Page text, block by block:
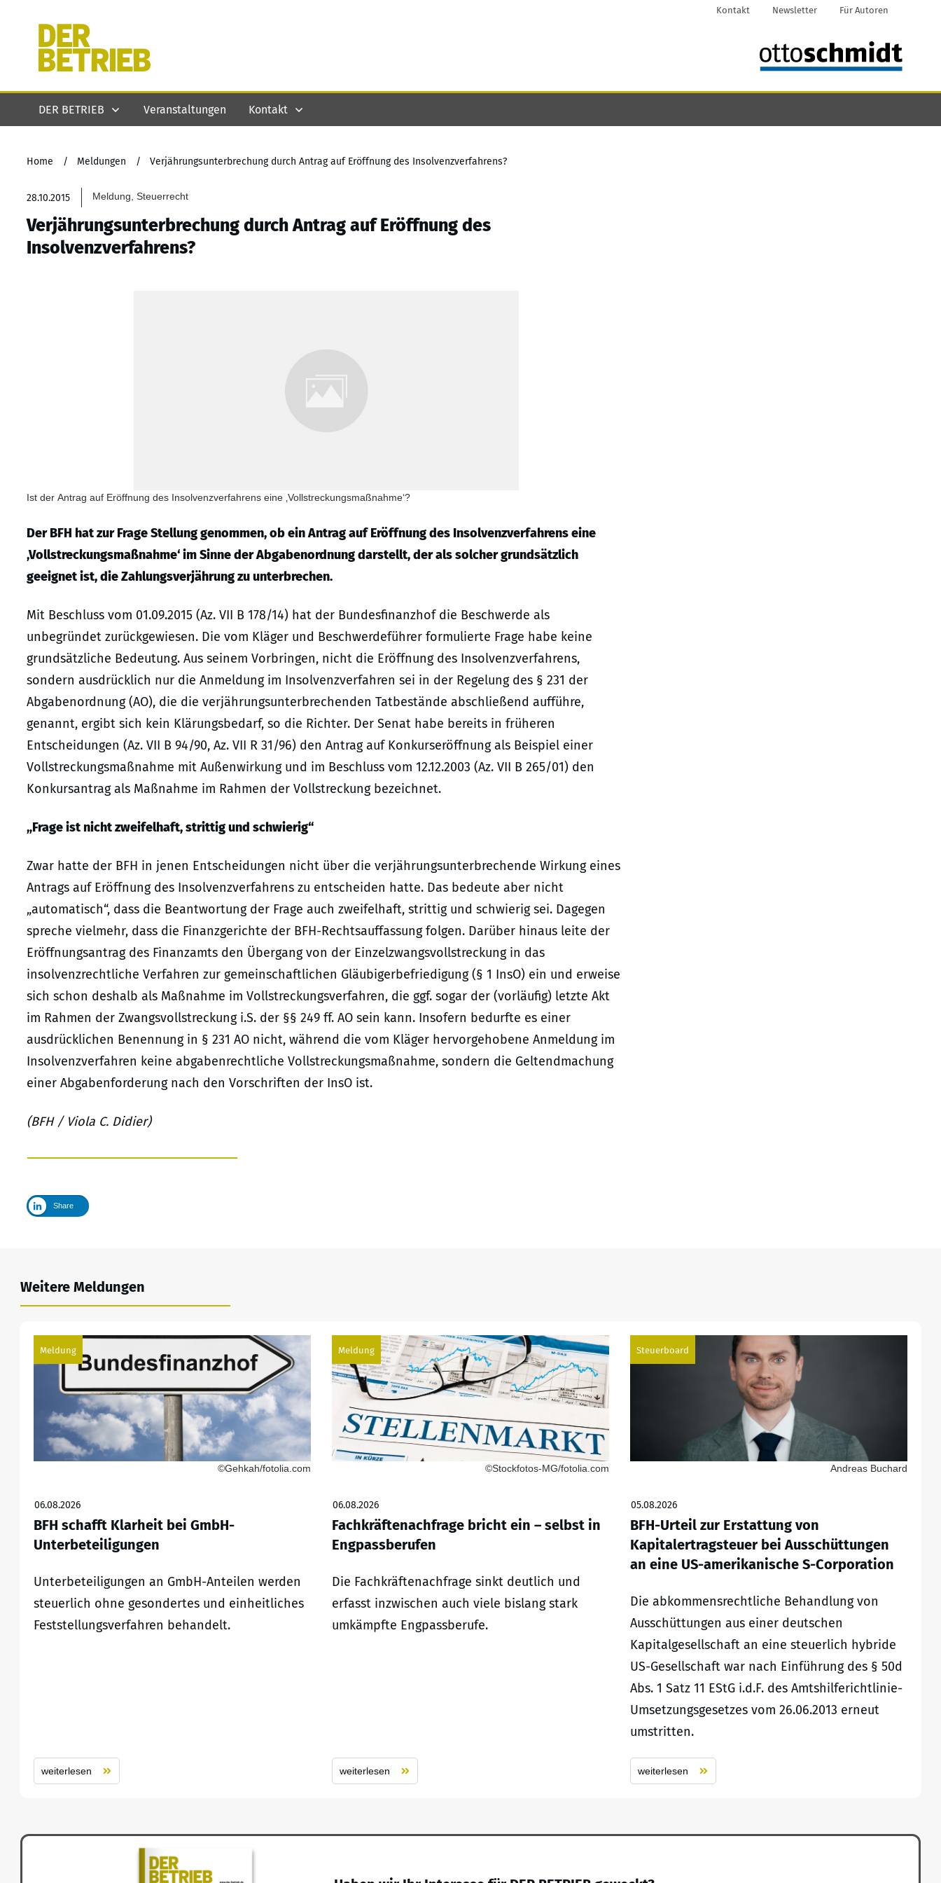
Kontakt Newsletter Für Autoren
DER BETRIEB Veranstaltungen Kontakt
Home / Meldungen / Verjährungsunterbrechung durch Antrag auf Eröffnung des Insolvenzverfahrens?
28.10.2015 Meldung, Steuerrecht
Verjährungsunterbrechung durch Antrag auf Eröffnung des
Insolvenzverfahrens?
Ist der Antrag auf Eröffnung des Insolvenzverfahrens eine ‚Vollstreckungsmaßnahme‘?
Der BFH hat zur Frage Stellung genommen, ob ein Antrag auf Eröffnung des Insolvenzverfahrens eine
‚Vollstreckungsmaßnahme‘ im Sinne der Abgabenordnung darstellt, der als solcher grundsätzlich
geeignet ist, die Zahlungsverjährung zu unterbrechen.
Mit Beschluss vom 01.09.2015 (Az. VII B 178/14) hat der Bundesfinanzhof die Beschwerde als
unbegründet zurückgewiesen. Die vom Kläger und Beschwerdeführer formulierte Frage habe keine
grundsätzliche Bedeutung. Aus seinem Vorbringen, nicht die Eröffnung des Insolvenzverfahrens,
sondern ausdrücklich nur die Anmeldung im Insolvenzverfahren sei in der Regelung des § 231 der
Abgabenordnung (AO), die die verjährungsunterbrechenden Tatbestände abschließend aufführe,
genannt, ergibt sich kein Klärungsbedarf, so die Richter. Der Senat habe bereits in früheren
Entscheidungen (Az. VII B 94/90, Az. VII R 31/96) den Antrag auf Konkurseröffnung als Beispiel einer
Vollstreckungsmaßnahme mit Außenwirkung und im Beschluss vom 12.12.2003 (Az. VII B 265/01) den
Konkursantrag als Maßnahme im Rahmen der Vollstreckung bezeichnet.
„Frage ist nicht zweifelhaft, strittig und schwierig“
Zwar hatte der BFH in jenen Entscheidungen nicht über die verjährungsunterbrechende Wirkung eines
Antrags auf Eröffnung des Insolvenzverfahrens zu entscheiden hatte. Das bedeute aber nicht
„automatisch“, dass die Beantwortung der Frage auch zweifelhaft, strittig und schwierig sei. Dagegen
spreche vielmehr, dass die Finanzgerichte der BFH-Rechtsauffassung folgen. Darüber hinaus leite der
Eröffnungsantrag des Finanzamts den Übergang von der Einzelzwangsvollstreckung in das
insolvenzrechtliche Verfahren zur gemeinschaftlichen Gläubigerbefriedigung (§ 1 InsO) ein und erweise
sich schon deshalb als Maßnahme im Vollstreckungsverfahren, die ggf. sogar der (vorläufig) letzte Akt
im Rahmen der Zwangsvollstreckung i.S. der §§ 249 ff. AO sein kann. Insofern bedurfte es einer
ausdrücklichen Benennung in § 231 AO nicht, während die vom Kläger hervorgehobene Anmeldung im
Insolvenzverfahren keine abgabenrechtliche Vollstreckungsmaßnahme, sondern die Geltendmachung
einer Abgabenforderung nach den Vorschriften der InsO ist.
(BFH / Viola C. Didier)
Share
Weitere Meldungen
Meldung
©Gehkah/fotolia.com
06.08.2026
BFH schafft Klarheit bei GmbH-
Unterbeteiligungen
Unterbeteiligungen an GmbH-Anteilen werden
steuerlich ohne gesondertes und einheitliches
Feststellungsverfahren behandelt.
weiterlesen
Meldung
©Stockfotos-MG/fotolia.com
06.08.2026
Fachkräftenachfrage bricht ein – selbst in
Engpassberufen
Die Fachkräftenachfrage sinkt deutlich und
erfasst inzwischen auch viele bislang stark
umkämpfte Engpassberufe.
weiterlesen
Steuerboard
Andreas Buchard
05.08.2026
BFH-Urteil zur Erstattung von
Kapitalertragsteuer bei Ausschüttungen
an eine US-amerikanische S-Corporation
Die abkommensrechtliche Behandlung von
Ausschüttungen aus einer deutschen
Kapitalgesellschaft an eine steuerlich hybride
US-Gesellschaft war nach Einführung des § 50d
Abs. 1 Satz 11 EStG i.d.F. des Amtshilferichtlinie-
Umsetzungsgesetzes vom 26.06.2013 erneut
umstritten.
weiterlesen